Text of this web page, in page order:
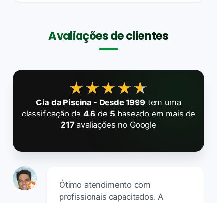
Avaliações de clientes
★★★★★
★★★★★
Cia da Piscina - Desde 1999tem uma
classificação de 4.6 de 5 baseado em mais de
217avaliações no Google
Ótimo atendimento com
profissionais capacitados. A